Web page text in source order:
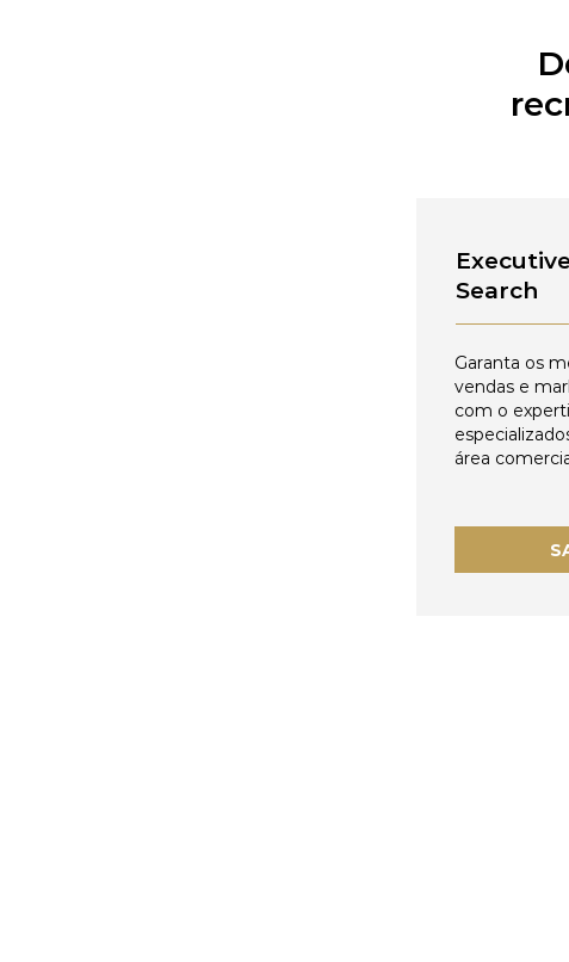
Executive
Search
Garanta os
vendas e
com o
área